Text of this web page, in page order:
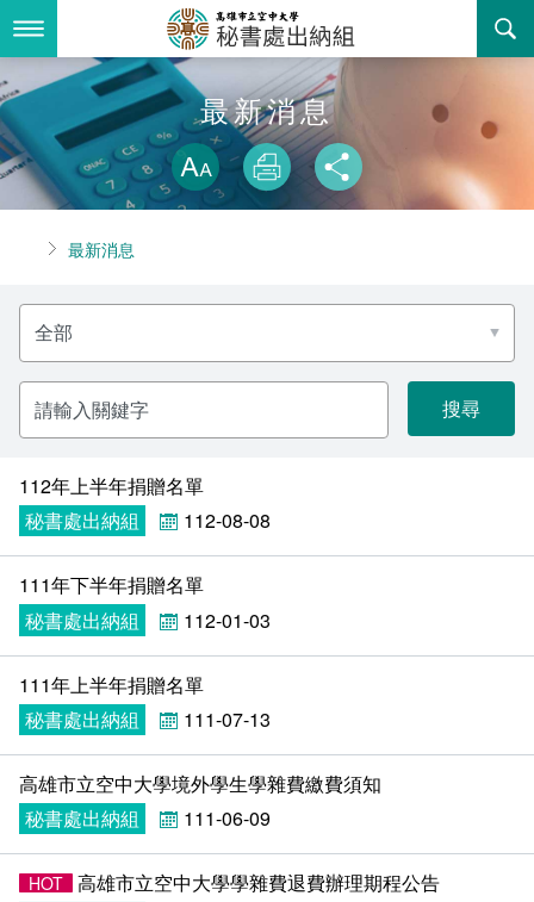
到
要
內
容
最新消息
關於我們
組織職掌
聯絡資訊
活動花絮
諮詢信箱
業務服務
法令規章
常見問答
相關連結
書表下載
回空大首頁
最新消息
略過字型切
放大
列印
首頁最新消息
分
類
名
稱
請
輸
入
關
字
112年上半年捐贈名單
秘書處出納組
112-08-08
111年下半年捐贈名單
秘書處出納組
112-01-03
111年上半年捐贈名單
秘書處出納組
111-07-13
高雄市立空中大學境外學生學雜費繳費須知
秘書處出納組
111-06-09
HOT 高雄市立空中大學學雜費退費辦理期程公告